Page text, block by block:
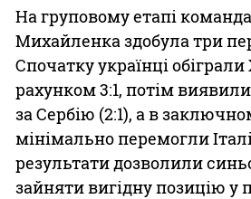
На груповому етапі
Михайленка здобула три
Спочатку українці
рахунком 3:1, потім
за Сербію (2:1), а в
мінімально перемогли
результати дозволили
зайняти вигідну позицію у